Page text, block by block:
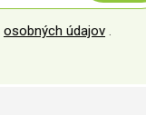
osobných údajov .